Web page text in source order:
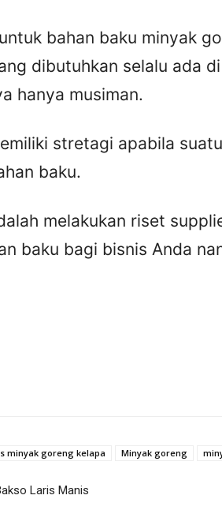
bahan baku minyak
dibutuhkan selalu ada
hanya musiman.
stretagi apabila
baku.
melakukan riset
baku bagi bisnis Anda
minyak goreng kelapa Minyak goreng
Laris Manis